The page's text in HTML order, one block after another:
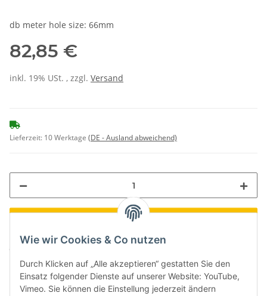
Wie wir Cookies & Co nutzen
Durch Klicken auf „Alle akzeptieren“ gestatten Sie den
Einsatz folgender Dienste auf unserer Website: YouTube,
Vimeo. Sie können die Einstellung jederzeit ändern
db meter hole size: 66mm
82,85 €
inkl. 19% USt. , zzgl. Versand
Lieferzeit: 10 Werktage (DE - Ausland abweichend)
Loading...